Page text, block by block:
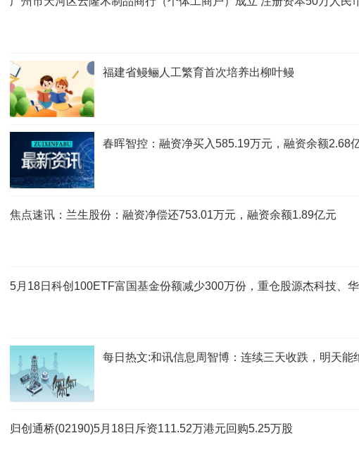
福建省鳗鲡人工繁育首次培养出柳叶鳗
春晖智控：融资净买入585.19万元，融资余额2.68
焦点速讯：兰生股份：融资净偿还753.01万元，融资余额1.89亿元
5月18日科创100ETF富国基金份额减少300万份，重仓股源杰科技、
每日热文:和讯信息周智博：连续三天收跌，明天能
归创通桥(02190)5月18日斥资111.52万港元回购5.25万股